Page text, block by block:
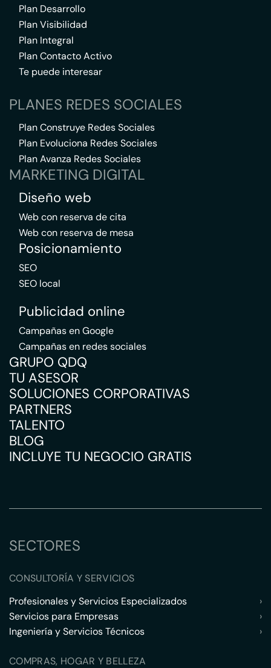
Plan Desarrollo
Plan Visibilidad
Plan Integral
Plan Contacto Activo
Te puede interesar
PLANES REDES SOCIALES
Plan Construye Redes Sociales
Plan Evoluciona Redes Sociales
Plan Avanza Redes Sociales
MARKETING DIGITAL
Diseño web
Web con reserva de cita
Web con reserva de mesa
Posicionamiento
SEO
SEO local
Publicidad online
Campañas en Google
Campañas en redes sociales
GRUPO QDQ
TU ASESOR
SOLUCIONES CORPORATIVAS
PARTNERS
TALENTO
BLOG
INCLUYE TU NEGOCIO GRATIS
SECTORES
CONSULTORÍA Y SERVICIOS
Profesionales y Servicios Especializados
›
Servicios para Empresas
›
Ingeniería y Servicios Técnicos
›
COMPRAS, HOGAR Y BELLEZA